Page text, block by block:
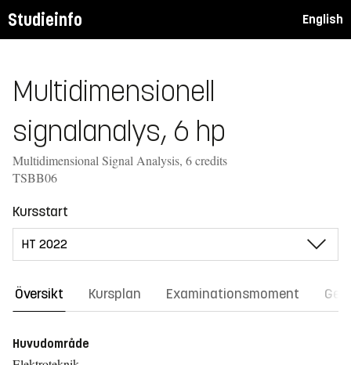
Studieinfo English
Multidimensionell
signalanalys, 6 hp
Multidimensional Signal Analysis, 6 credits
TSBB06
Kursstart
Översikt Kursplan Examinationsmoment
Huvudområde